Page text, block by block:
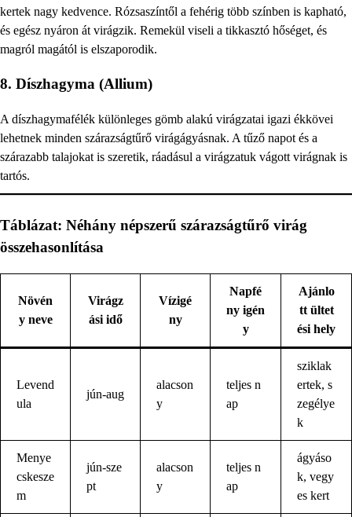
kertek nagy kedvence. Rózsaszíntől a fehérig több színben is kapható,
és egész nyáron át virágzik. Remekül viseli a tikkasztó hőséget, és
magról magától is elszaporodik.
8. Díszhagyma (Allium)
A díszhagymafélék különleges gömb alakú virágzatai igazi ékkövei
lehetnek minden szárazságtűrő virágágyásnak. A tűző napot és a
szárazabb talajokat is szeretik, ráadásul a virágzatuk vágott virágnak is
tartós.
Táblázat: Néhány népszerű szárazságtűrő virág
összehasonlítása
Növén
y neve
Virágz
ási idő
Vízigé
ny
Napfé
ny igén
y
Ajánlo
tt ültet
ési hely
Levend
ula
jún-aug
alacson
y
teljes n
ap
sziklak
ertek, s
zegélye
k
Menye
cskesze
m
jún-sze
pt
alacson
y
teljes n
ap
ágyáso
k, vegy
es kert